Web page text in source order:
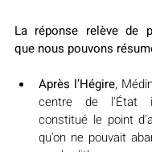
La réponse relève de
que nous pouvons
Après l’Hégire,
centre de l'État
constitué le point
qu'on ne pouvait